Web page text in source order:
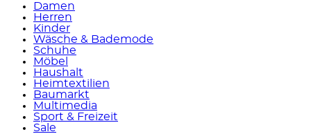
Damen
Herren
Kinder
Wäsche & Bademode
Schuhe
Möbel
Haushalt
Heimtextilien
Baumarkt
Multimedia
Sport & Freizeit
Sale